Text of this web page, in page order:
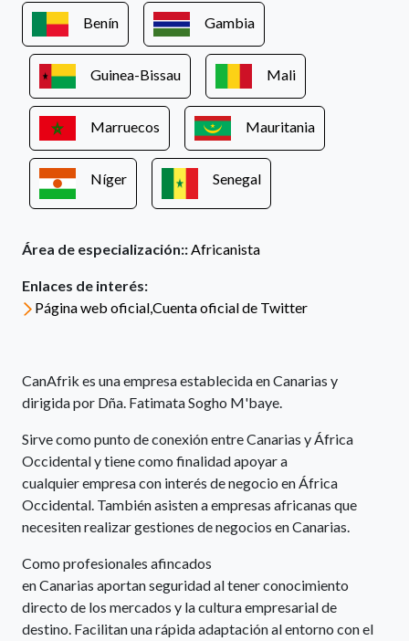
Benín Gambia
Guinea-Bissau Mali
Marruecos Mauritania
Níger Senegal
Área de especialización::Africanista
Enlaces de interés:
Página web oficial,Cuenta oficial de Twitter
CanAfrik es una empresa establecida en Canarias y
dirigida por Dña. Fatimata Sogho M'baye.
Sirve como punto de conexión entre Canarias y África
Occidental ytiene como finalidad apoyar a
cualquier empresa con interés de negocio en África
Occidental. También asisten a empresas africanas que
necesiten realizar gestiones de negocios en Canarias.
Como profesionales afincados
en Canarias aportan seguridad al tener conocimiento
directo de los mercados y la cultura empresarial de
destino. Facilitan una rápida adaptación al entorno con el